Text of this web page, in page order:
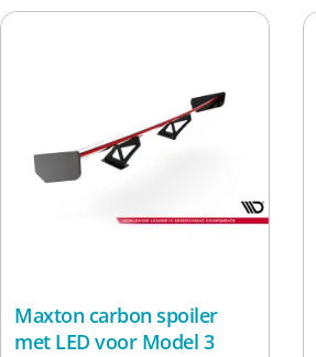
Maxton carbon spoiler
met LED voor Model 3